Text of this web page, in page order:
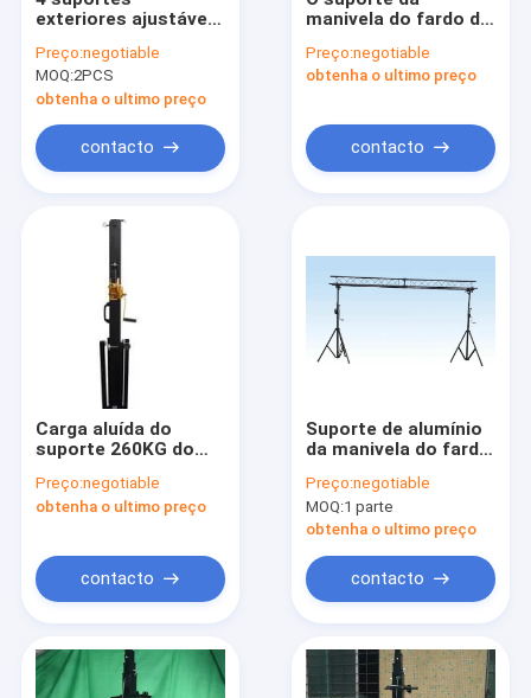
exteriores ajustáveis
do concerto de
Leval/DJ global
Truss suportes
Preço:negotiable
MOQ:2PCS
obtenha o ultimo preço
contacto
manivela do fardo do
exteriores da
iluminação está
Preço:negotiable
obtenha o ultimo preço
contacto
Carga aluída do
suporte 260KG do
iluminação do
fardo/tevê
Preço:negotiable
obtenha o ultimo preço
contacto
Suporte de alumínio
da manivela do fardo
torneira para a torre
de levantamento de
/Telescopic do
do fardo do orador
do fardo da tela do
Preço:negotiable
MOQ:1 parte
obtenha o ultimo preço
contacto